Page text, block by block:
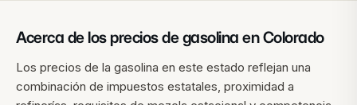
Acerca de los precios de gasolina en Colorado
Los precios de la gasolina en este estado reflejan una
combinación de impuestos estatales, proximidad a